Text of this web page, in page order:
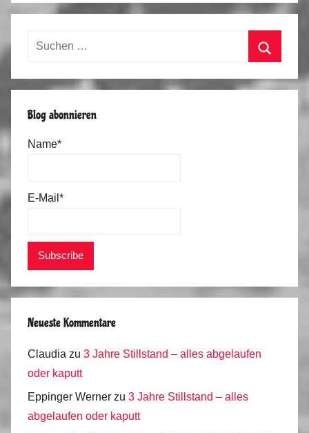
Suchen
Blog abonnieren
Name*
E-Mail*
Neueste Kommentare
Claudia zu 3 Jahre Stillstand – alles abgelaufen
oder kaputt
Eppinger Werner zu 3 Jahre Stillstand – alles
abgelaufen oder kaputt